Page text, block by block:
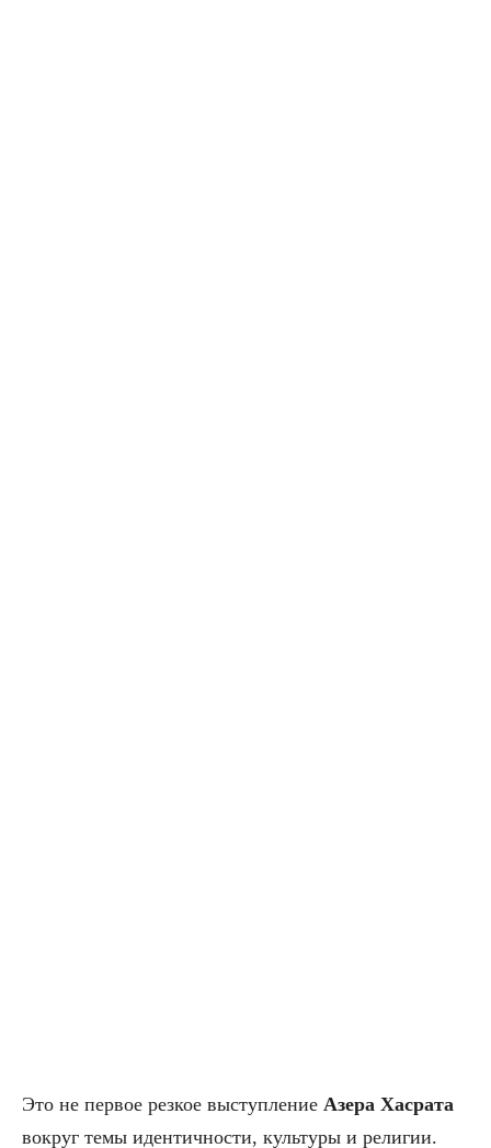
Это не первое резкое выступление Азера Хасрата
вокруг темы идентичности, культуры и религии.